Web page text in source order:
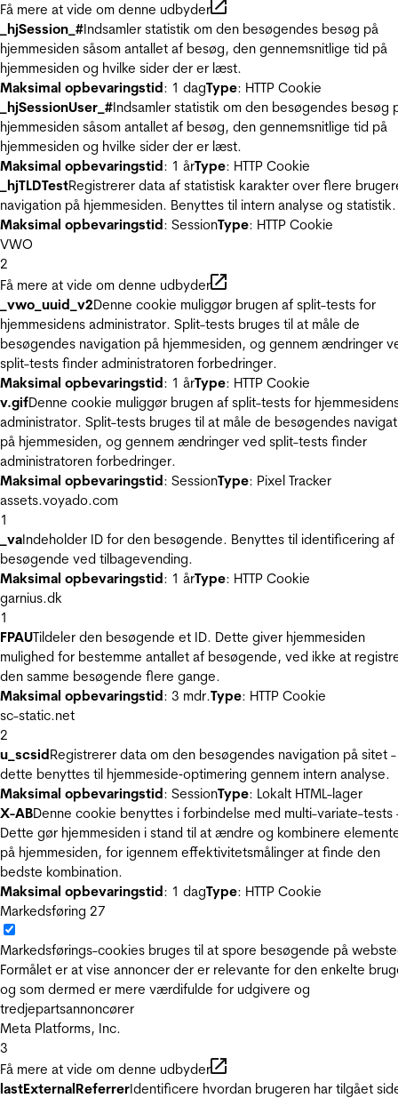
Få mere at vide om denne udbyder
_hjSession_#Indsamler statistik om den besøgendes besøg på
hjemmesiden såsom antallet af besøg, den gennemsnitlige tid på
hjemmesiden og hvilke sider der er læst.
Maksimal opbevaringstid: 1 dagType: HTTP Cookie
_hjSessionUser_#Indsamler statistik om den besøgendes besøg
hjemmesiden såsom antallet af besøg, den gennemsnitlige tid på
hjemmesiden og hvilke sider der er læst.
Maksimal opbevaringstid: 1 årType: HTTP Cookie
_hjTLDTestRegistrerer data af statistisk karakter over flere
navigation på hjemmesiden. Benyttes til intern analyse og statistik.
Maksimal opbevaringstid: SessionType: HTTP Cookie
VWO
2
Få mere at vide om denne udbyder
_vwo_uuid_v2Denne cookie muliggør brugen af split-tests for
hjemmesidens administrator. Split-tests bruges til at måle de
besøgendes navigation på hjemmesiden, og gennem ændringer
split-tests finder administratoren forbedringer.
Maksimal opbevaringstid: 1 årType: HTTP Cookie
v.gifDenne cookie muliggør brugen af split-tests for
administrator. Split-tests bruges til at måle de besøgendes
på hjemmesiden, og gennem ændringer ved split-tests finder
administratoren forbedringer.
Maksimal opbevaringstid: SessionType: Pixel Tracker
assets.voyado.com
1
_vaIndeholder ID for den besøgende. Benyttes til identificering af
besøgende ved tilbagevending.
Maksimal opbevaringstid: 1 årType: HTTP Cookie
garnius.dk
1
FPAUTildeler den besøgende et ID. Dette giver hjemmesiden
mulighed for bestemme antallet af besøgende, ved ikke at
den samme besøgende flere gange.
Maksimal opbevaringstid: 3 mdr.Type: HTTP Cookie
sc-static.net
2
u_scsidRegistrerer data om den besøgendes navigation på sitet -
dette benyttes til hjemmeside‐optimering gennem intern analyse.
Maksimal opbevaringstid: SessionType: Lokalt HTML-lager
X-ABDenne cookie benyttes i forbindelse med multi-variate-tests
Dette gør hjemmesiden i stand til at ændre og kombinere
på hjemmesiden, for igennem effektivitetsmålinger at finde den
bedste kombination.
Maksimal opbevaringstid: 1 dagType: HTTP Cookie
Markedsføring 27
Markedsførings-cookies bruges til at spore besøgende på
Formålet er at vise annoncer der er relevante for den enkelte
og som dermed er mere værdifulde for udgivere og
tredjepartsannoncører
Meta Platforms, Inc.
3
Få mere at vide om denne udbyder
lastExternalReferrerIdentificere hvordan brugeren har tilgået